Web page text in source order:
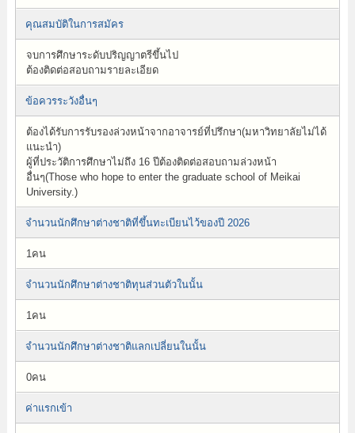
คุณสมบัติในการสมัคร
จบการศึกษาระดับปริญญาตรีขึ้นไป
ต้องติดต่อสอบถามรายละเอียด
ข้อควรระวังอื่นๆ
ต้องได้รับการรับรองล่วงหน้าจากอาจารย์ที่ปรึกษา(มหาวิทยาลัยไม่ได้
แนะนำ)
ผู้ที่ประวัติการศึกษาไม่ถึง 16 ปีต้องติดต่อสอบถามล่วงหน้า
อื่นๆ(Those who hope to enter the graduate school of Meikai
University.)
จำนวนนักศึกษาต่างชาติที่ขึ้นทะเบียนไว้ของปี 2026
1คน
จำนวนนักศึกษาต่างชาติทุนส่วนตัวในนั้น
1คน
จำนวนนักศึกษาต่างชาติแลกเปลี่ยนในนั้น
0คน
ค่าแรกเข้า